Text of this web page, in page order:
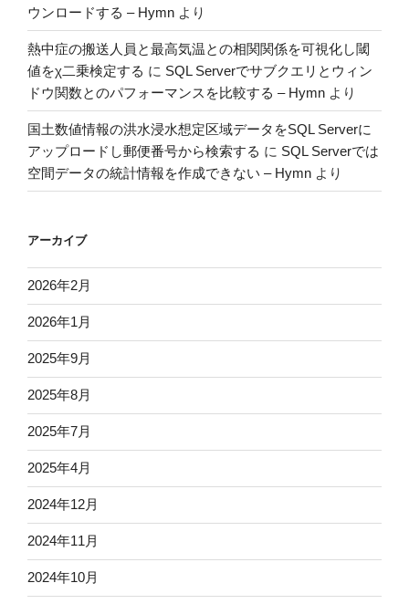
ウンロードする – Hymn より
熱中症の搬送人員と最高気温との相関関係を可視化し閾
値をχ二乗検定する に SQL Serverでサブクエリとウィン
ドウ関数とのパフォーマンスを比較する – Hymn より
国土数値情報の洪水浸水想定区域データをSQL Serverに
アップロードし郵便番号から検索する に SQL Serverでは
空間データの統計情報を作成できない – Hymn より
アーカイブ
2026年2月
2026年1月
2025年9月
2025年8月
2025年7月
2025年4月
2024年12月
2024年11月
2024年10月